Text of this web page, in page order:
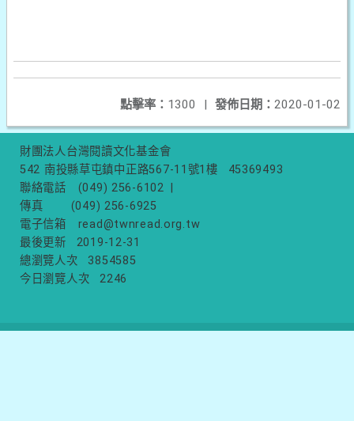
發佈日期： 2020-01-02
點擊率： 1300 |
財團法人台灣閱讀文化基金會
542 南投縣草屯鎮中正路567-11號1樓
45369493
聯絡電話
(049) 256-6102
傳真
(049) 256-6925
電子信箱
read@twnread.org.tw
最後更新
2019-12-31
總瀏覽人次
3854585
今日瀏覽人次
2246